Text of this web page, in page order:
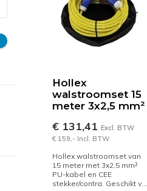
Hollex
walstroomset 15
meter 3x2,5 mm²
€ 131,41 Excl. BTW
€ 159,- Incl. BTW
Hollex walstroomset van
15 meter met 3x2,5 mm²
PU-kabel en CEE
stekker/contra. Geschikt v...